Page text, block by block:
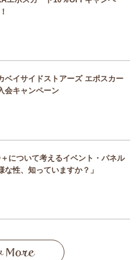
ベイサイドストアーズ エポスカー
会キャンペーン
について考えるイベント・パネル
な性、知っていますか？」
More